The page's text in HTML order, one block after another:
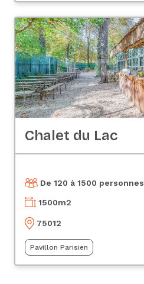
Chalet du Lac
De 120 à 1500 personnes
1500m2
75012
Pavillon Parisien